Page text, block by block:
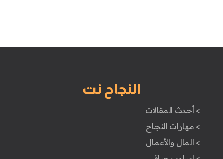
النجاح نت
> أحدث المقالات
> مهارات النجاح
> المال والأعمال